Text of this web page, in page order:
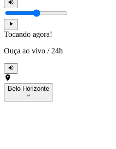
Tocando agora!
Ouça ao vivo / 24h
Belo Horizonte